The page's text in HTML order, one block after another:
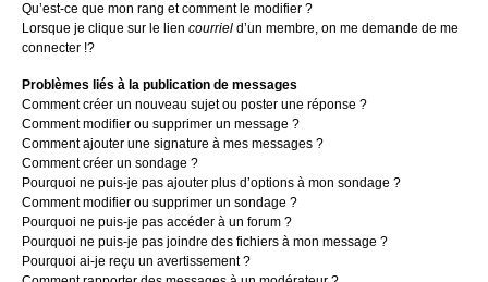
Qu’est-ce que mon rang et comment le modifier ?
Lorsque je clique sur le lien courriel d’un membre, on me demande de me
connecter !?
Problèmes liés à la publication de messages
Comment créer un nouveau sujet ou poster une réponse ?
Comment modifier ou supprimer un message ?
Comment ajouter une signature à mes messages ?
Comment créer un sondage ?
Pourquoi ne puis-je pas ajouter plus d’options à mon sondage ?
Comment modifier ou supprimer un sondage ?
Pourquoi ne puis-je pas accéder à un forum ?
Pourquoi ne puis-je pas joindre des fichiers à mon message ?
Pourquoi ai-je reçu un avertissement ?